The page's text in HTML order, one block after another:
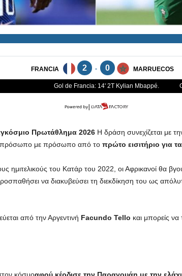
Πρωτάθλημα 2026Η δράση συνεχίζεται με
πρόσωπο με πρόσωπο από το πρώτο εισιτήριο για
ημιτελικούς του Κατάρ του 2022, οι Αφρικανοί θα
να διακυβεύσει τη διεκδίκηση του ως
από την Αργεντινή Facundo Tello και μπορείς να